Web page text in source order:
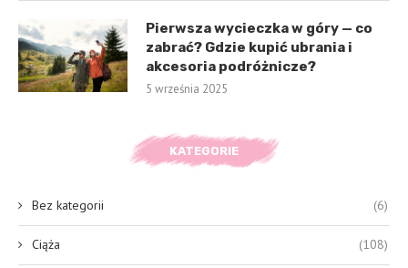
Pierwsza wycieczka w góry — co
zabrać? Gdzie kupić ubrania i
akcesoria podróżnicze?
5 września 2025
KATEGORIE
Bez kategorii (6)
Ciąża (108)